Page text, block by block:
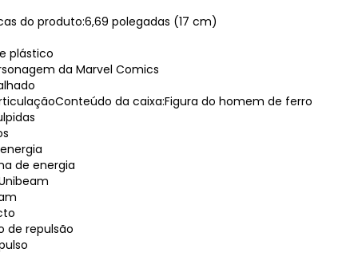
do produto:6,69 polegadas (17 cm)
plástico
da Marvel Comics
da caixa:Figura do homem de ferro
de energia
de repulsão